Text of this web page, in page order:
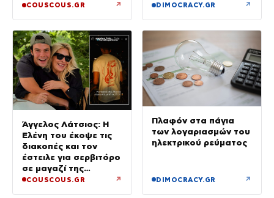
COUSCOUS.GR ↗ DIMOCRACY.GR ↗
Άγγελος Λάτσιος: Η
Ελένη του έκοψε τις
διακοπές και τον
έστειλε για σερβιτόρο
σε μαγαζί της
Πεντέλης – Εκεί θα
COUSCOUS.GR ↗
Πλαφόν στα πάγια
των λογαριασμών του
ηλεκτρικού ρεύματος
DIMOCRACY.GR ↗